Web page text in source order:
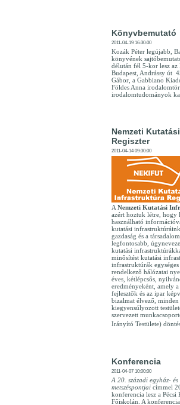
Könyvbemutató
2011-04-19 16:30:00
Kozák Péter legújabb,
könyvének
délután fél 5-kor lesz
Budapest, Andrássy út
Gábor, a Gabbiano
Földes Anna
irodalomtudományok
Nemzeti
Regiszter
2011-04-14 09:30:00
A Nemzeti Kutatási
azért hoztuk létre, hogy
használható
kutatási
gazdaság és a
legfontosabb,
kutatási
minősítést kutatási
infrastruktúrák
rendelkező hálózatai
éves, kétlépcsős,
eredményeként, amely
fejlesztők és az ipar
bizalmat élvező, minden
kiegyensúlyozott
szervezett
Irányító Testülete)
Konferencia
2011-04-07 10:00:00
A 20. századi egyház-
metszéspontjai címmel
konferencia lesz a
Főiskolán. A